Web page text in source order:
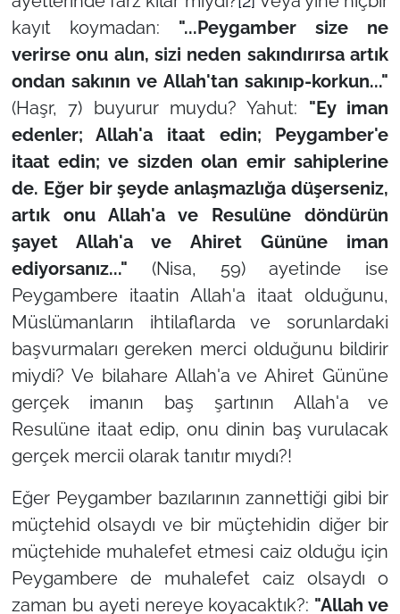
kayıt koymadan: "...Peygamber size ne
verirse onu alın, sizi neden sakındırırsa artık
ondan sakının ve Allah'tan sakınıp-korkun..."
(Haşr, 7) buyurur muydu? Yahut: "Ey iman
edenler; Allah'a itaat edin; Peygamber'e
itaat edin; ve sizden olan emir sahiplerine
de. Eğer bir şeyde anlaşmazlığa düşerseniz,
artık onu Allah'a ve Resulüne döndürün
şayet Allah'a ve Ahiret Gününe iman
ediyorsanız..."
(Nisa, 59) ayetinde ise
Peygambere itaatin Allah'a itaat olduğunu,
Müslümanların ihtilaflarda ve sorunlardaki
başvurmaları gereken merci olduğunu bildirir
miydi? Ve bilahare Allah'a ve Ahiret Gününe
gerçek imanın baş şartının Allah'a ve
Resulüne itaat edip, onu dinin baş vurulacak
gerçek mercii olarak tanıtır mıydı?!
Eğer Peygamber bazılarının zannettiği gibi bir
müçtehid olsaydı ve bir müçtehidin diğer bir
müçtehide muhalefet etmesi caiz olduğu için
Peygambere de muhalefet caiz olsaydı o
zaman bu ayeti nereye koyacaktık?: "Allah ve